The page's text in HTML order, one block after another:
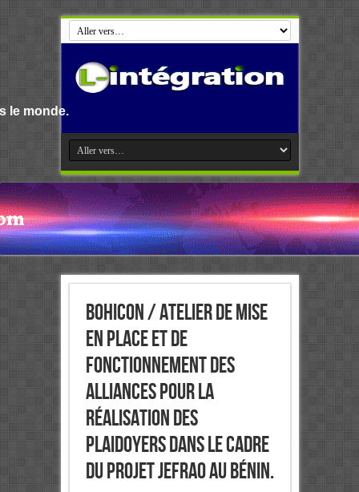
Bohicon / Atelier de mise
en place et de
Fonctionnement des
Alliances pour la
réalisation des
plaidoyers dans le cadre
du Projet JEFRAO au Bénin.